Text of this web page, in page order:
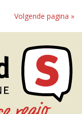
Volgende pagina »